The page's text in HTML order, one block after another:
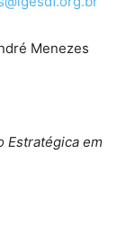
Menezes
Estratégica em